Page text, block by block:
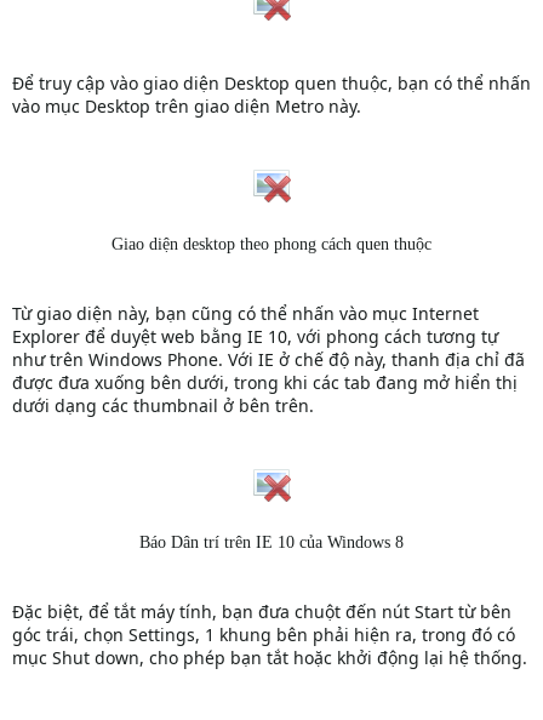
Để truy cập vào giao diện Desktop quen thuộc, bạn có thể nhấn
vào mục Desktop trên giao diện Metro này.
Giao diện desktop theo phong cách quen thuộc
Từ giao diện này, bạn cũng có thể nhấn vào mục Internet
Explorer để duyệt web bằng IE 10, với phong cách tương tự
như trên Windows Phone. Với IE ở chế độ này, thanh địa chỉ đã
được đưa xuống bên dưới, trong khi các tab đang mở hiển thị
dưới dạng các thumbnail ở bên trên.
Báo Dân trí trên IE 10 của Windows 8
Đặc biệt, để tắt máy tính, bạn đưa chuột đến nút Start từ bên
góc trái, chọn Settings, 1 khung bên phải hiện ra, trong đó có
mục Shut down, cho phép bạn tắt hoặc khởi động lại hệ thống.